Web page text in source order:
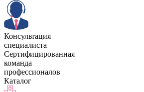
Консультация
специалиста
Сертифицированная
команда
профессионалов
Каталог